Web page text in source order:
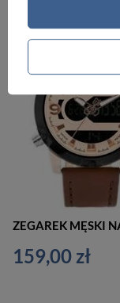
159,00 zł